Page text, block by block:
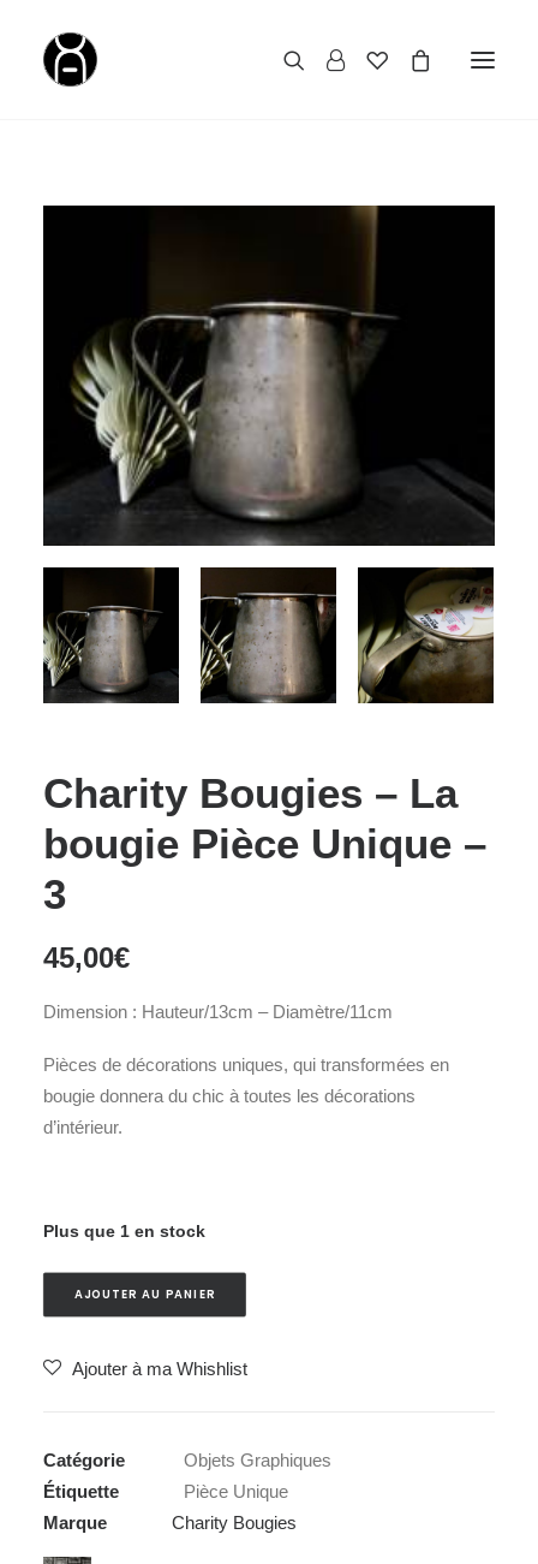
Charity Bougies – La
bougie Pièce Unique –
3
45,00€
Dimension : Hauteur/13cm – Diamètre/11cm
Pièces de décorations uniques, qui transformées en
bougie donnera du chic à toutes les décorations
d’intérieur.
Plus que 1 en stock
AJOUTER AU PANIER
Ajouter à ma Whishlist
Catégorie
Objets Graphiques
Étiquette
Pièce Unique
Marque
Charity Bougies